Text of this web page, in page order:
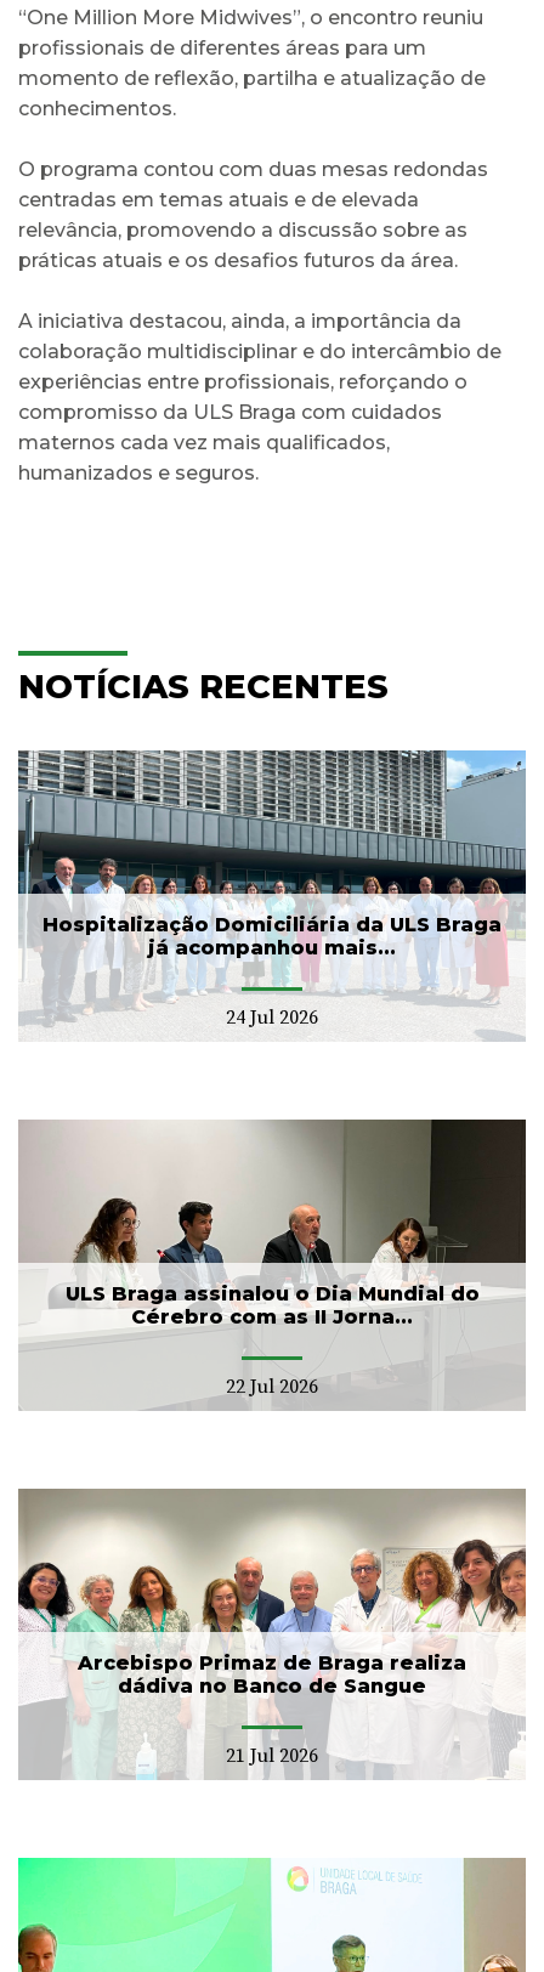
“One Million More Midwives”, o encontro reuniu
profissionais de diferentes áreas para um
momento de reflexão, partilha e atualização de
conhecimentos.
O programa contou com duas mesas redondas
centradas em temas atuais e de elevada
relevância, promovendo a discussão sobre as
práticas atuais e os desafios futuros da área.
A iniciativa destacou, ainda, a importância da
colaboração multidisciplinar e do intercâmbio de
experiências entre profissionais, reforçando o
compromisso da ULS Braga com cuidados
maternos cada vez mais qualificados,
humanizados e seguros.
NOTÍCIAS RECENTES
Hospitalização Domiciliária da ULS Braga
já acompanhou mais...
24 Jul 2026
ULS Braga assinalou o Dia Mundial do
Cérebro com as II Jorna...
22 Jul 2026
Arcebispo Primaz de Braga realiza
dádiva no Banco de Sangue
21 Jul 2026